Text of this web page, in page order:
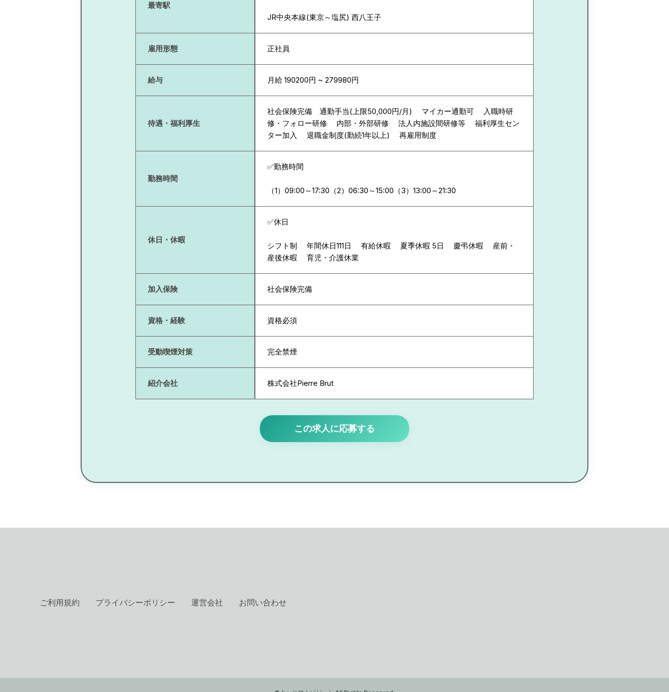
最寄駅
JR中央本線(東京～塩尻) 西八王子
雇用形態 正社員
給与 月給 190200円 ~ 279980円
待遇・福利厚生
社会保険完備 通勤手当(上限50,000円/月) マイカー通勤可 入職時研
修・フォロー研修 内部・外部研修 法人内施設間研修等 福利厚生セン
ター加入 退職金制度(勤続1年以上) 再雇用制度
勤務時間
✅勤務時間
（1）09:00～17:30（2）06:30～15:00（3）13:00～21:30
休日・休暇
✅休日
シフト制 年間休日111日 有給休暇 夏季休暇 5日 慶弔休暇 産前・
産後休暇 育児・介護休業
加入保険 社会保険完備
資格・経験 資格必須
受動喫煙対策 完全禁煙
紹介会社 株式会社Pierre Brut
この求人に応募する
ご利用規約 プライバシーポリシー 運営会社 お問い合わせ